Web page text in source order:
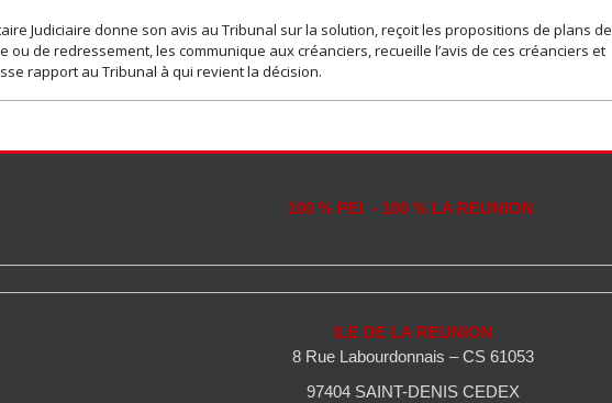
Judiciaire donne son avis au Tribunal sur la solution, reçoit les propositions de plans de
ou de redressement, les communique aux créanciers, recueille l’avis de ces créanciers et
rapport au Tribunal à qui revient la décision.
100 % PEI - 100 % LA REUNION
ILE DE LA REUNION
8 Rue Labourdonnais – CS 61053
97404 SAINT-DENIS CEDEX